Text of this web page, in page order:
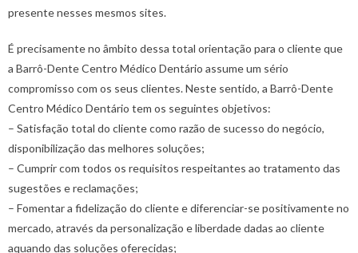
presente nesses mesmos sites.
É precisamente no âmbito dessa total orientação para o cliente que
a Barrô-Dente Centro Médico Dentário assume um sério
compromisso com os seus clientes. Neste sentido, a Barrô-Dente
Centro Médico Dentário tem os seguintes objetivos:
– Satisfação total do cliente como razão de sucesso do negócio,
disponibilização das melhores soluções;
– Cumprir com todos os requisitos respeitantes ao tratamento das
sugestões e reclamações;
– Fomentar a fidelização do cliente e diferenciar-se positivamente no
mercado, através da personalização e liberdade dadas ao cliente
aquando das soluções oferecidas;